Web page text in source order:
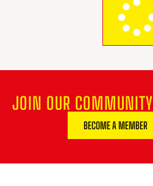
JOIN OUR COMMUNITY
BECOME A MEMBER